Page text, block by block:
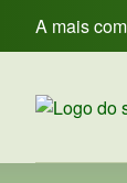
A mais